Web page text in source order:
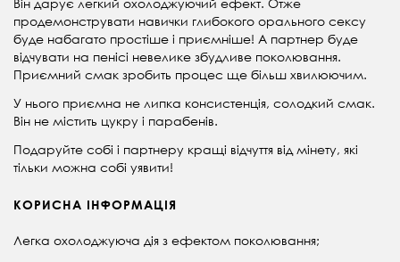
продемонструвати навички глибокого орального сексу
буде набагато простіше і приємніше! А партнер буде
відчувати на пенісі невелике збудливе поколювання.
Приємний смак зробить процес ще більш хвилюючим.
У нього приємна не липка консистенція, солодкий смак.
Він не містить цукру і парабенів.
Подаруйте собі і партнеру кращі відчуття від мінету, які
тільки можна собі уявити!
КОРИСНА ІНФОРМАЦІЯ
Легка охолоджуюча дія з ефектом поколювання;